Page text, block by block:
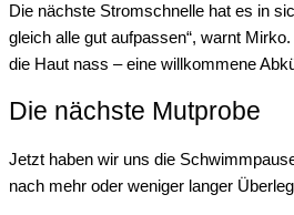
Die nächste Stromschnelle hat es in
gleich alle gut aufpassen“, warnt
die Haut nass – eine willkommene
Die nächste Mutprobe
Jetzt haben wir uns die
nach mehr oder weniger langer